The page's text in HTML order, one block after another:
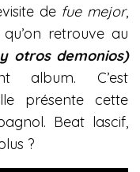
de fue mejor,
retrouve au
otros demonios)
album. C’est
présente cette
Beat lascif,
?